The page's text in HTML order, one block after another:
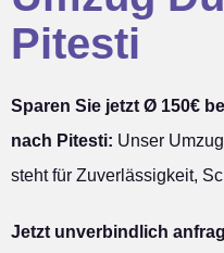
Pitesti
Sparen Sie jetzt Ø 150€
nach Pitesti: Unser
steht für Zuverlässigkeit,
Jetzt unverbindlich